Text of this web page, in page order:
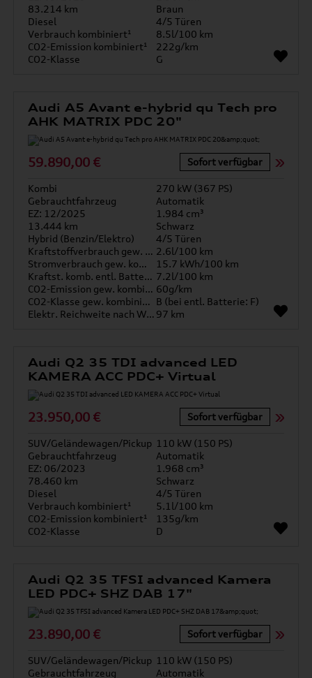
83.214 km
Braun
Diesel
4/5 Türen
Verbrauch kombiniert¹
8.5l/100 km
CO2-Emission kombiniert¹
222g/km
CO2-Klasse
G
Audi A5 Avant e-hybrid qu Tech pro
AHK MATRIX PDC 20"
59.890,00 € Sofort verfügbar
Kombi
270 kW (367 PS)
Gebrauchtfahrzeug
Automatik
EZ: 12/2025
1.984 cm³
13.444 km
Schwarz
Hybrid (Benzin/Elektro)
4/5 Türen
Kraftstoffverbrauch gew. kombiniert 2.6l/100 km
Stromverbrauch gew. kombiniert
15.7 kWh/100 km
Kraftst. komb. entl. Batterie 7.2l/100 km
CO2-Emission gew. kombiniert 60g/km
CO2-Klasse gew. kombiniert B (bei entl. Batterie: F)
Elektr. Reichweite nach WLTP* 97 km
Audi Q2 35 TDI advanced LED
KAMERA ACC PDC+ Virtual
23.950,00 € Sofort verfügbar
SUV/Geländewagen/Pickup 110 kW (150 PS)
Gebrauchtfahrzeug
Automatik
EZ: 06/2023
1.968 cm³
78.460 km
Schwarz
Diesel
4/5 Türen
Verbrauch kombiniert¹
5.1l/100 km
CO2-Emission kombiniert¹
135g/km
CO2-Klasse
D
Audi Q2 35 TFSI advanced Kamera
LED PDC+ SHZ DAB 17"
23.890,00 € Sofort verfügbar
SUV/Geländewagen/Pickup 110 kW (150 PS)
Gebrauchtfahrzeug
Automatik